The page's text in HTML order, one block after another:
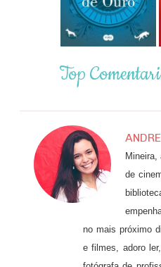
Top
de
no mais próximo
e filmes, adoro